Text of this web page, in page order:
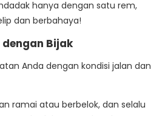
hanya dengan satu rem,
dan berbahaya!
Bijak
Anda dengan kondisi jalan dan
ramai atau berbelok, dan selalu